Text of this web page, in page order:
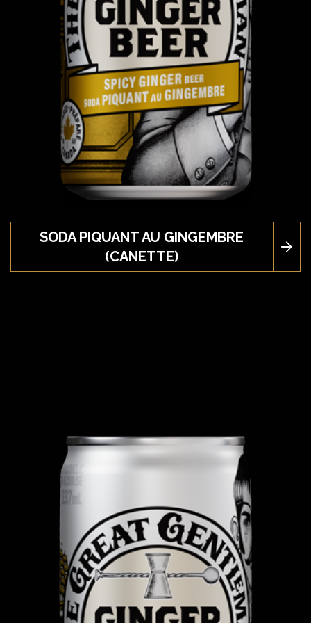
SODA PIQUANT AU GINGEMBRE
(CANETTE)